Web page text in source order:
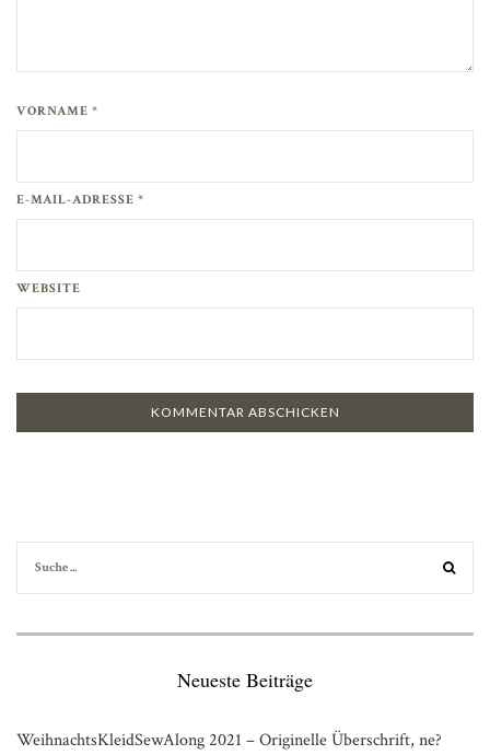
VORNAME *
E-MAIL-ADRESSE *
WEBSITE
Neueste Beiträge
WeihnachtsKleidSewAlong 2021 – Originelle Überschrift, ne?